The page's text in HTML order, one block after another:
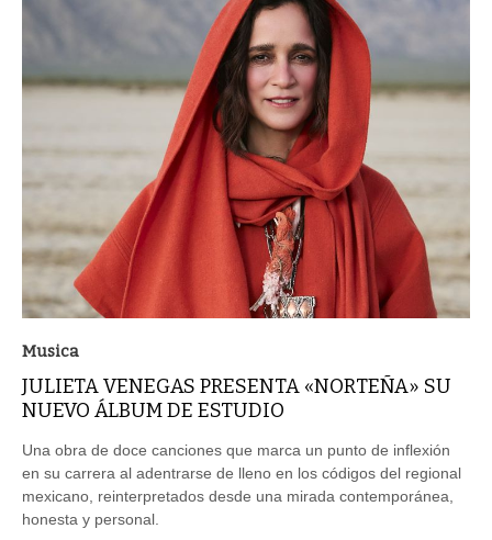
Musica
JULIETA VENEGAS PRESENTA «NORTEÑA» SU
NUEVO ÁLBUM DE ESTUDIO
Una obra de doce canciones que marca un punto de inflexión
en su carrera al adentrarse de lleno en los códigos del regional
mexicano, reinterpretados desde una mirada contemporánea,
honesta y personal.